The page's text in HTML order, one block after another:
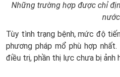
Những trường hợp được chỉ
nước
Tùy tình trạng bệnh, mức độ
phương pháp mổ phù hợp
điều trị, phần thị lực chưa bị ảnh